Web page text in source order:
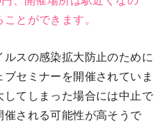
とができます。
スの感染拡大防止のために
セミナーを開催されていま
してしまった場合には中止で
される可能性が高そうで